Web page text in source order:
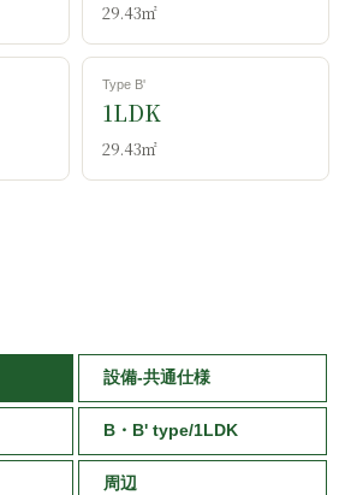
29.43㎡
Type B'
1LDK
29.43㎡
設備-共通仕様
B・B' type/1LDK
周辺